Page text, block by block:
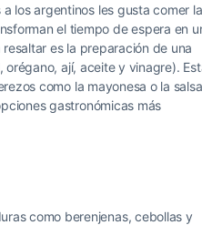
los argentinos les gusta comer la
el tiempo de espera en
es la preparación de una
orégano, ají, aceite y vinagre).
como la mayonesa o la salsa
gastronómicas más
como berenjenas, cebollas y